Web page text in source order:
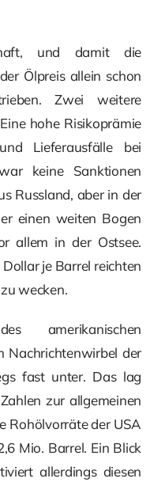
und damit die
Ölpreis allein schon
Zwei weitere
hohe Risikoprämie
Lieferausfälle bei
keine Sanktionen
Russland, aber in der
einen weiten Bogen
allem in der Ostsee.
je Barrel reichten
wecken.
amerikanischen
Nachrichtenwirbel der
fast unter. Das lag
zur allgemeinen
Rohölvorräte der USA
Mio. Barrel. Ein Blick
allerdings diesen